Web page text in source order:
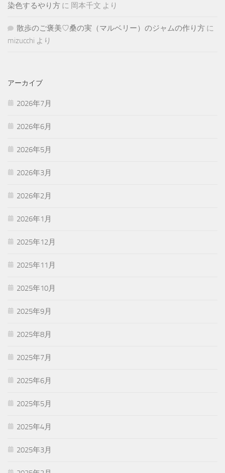
染色するやり方 に 岡本千文 より
散歩のご褒美♡桑の実（マルベリー）のジャムの作り方 に
mizucchi より
アーカイブ
2026年7月
2026年6月
2026年5月
2026年3月
2026年2月
2026年1月
2025年12月
2025年11月
2025年10月
2025年9月
2025年8月
2025年7月
2025年6月
2025年5月
2025年4月
2025年3月